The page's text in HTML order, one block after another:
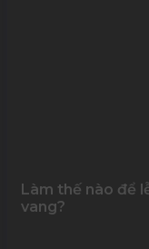
Làm thế nào để
vang?